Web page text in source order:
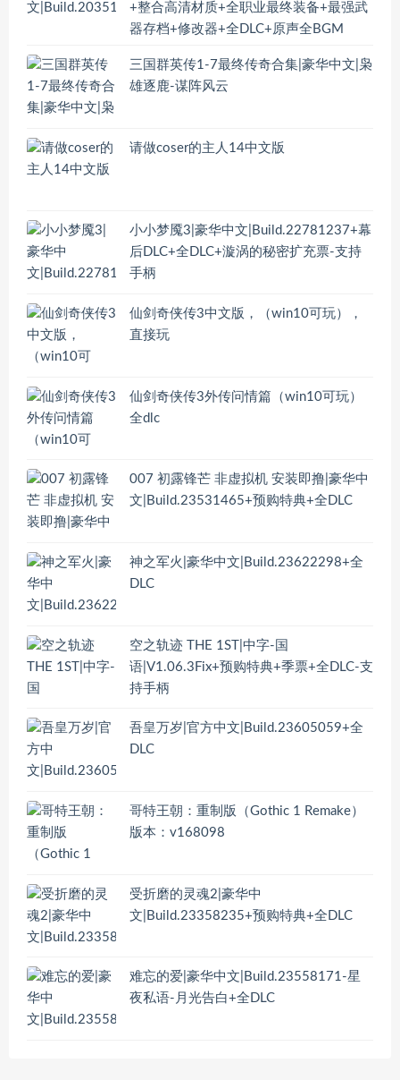
+整合高清材质+全职业最终装备+最强武
器存档+修改器+全DLC+原声全BGM
三国群英传1-7最终传奇合集|豪华中文|枭
雄逐鹿-谋阵风云
请做coser的主人14中文版
小小梦魇3|豪华中文|Build.22781237+幕
后DLC+全DLC+漩涡的秘密扩充票-支持
手柄
仙剑奇侠传3中文版，（win10可玩），
直接玩
仙剑奇侠传3外传问情篇（win10可玩）
全dlc
007 初露锋芒 非虚拟机 安装即撸|豪华中
文|Build.23531465+预购特典+全DLC
神之军火|豪华中文|Build.23622298+全
DLC
空之轨迹 THE 1ST|中字-国
语|V1.06.3Fix+预购特典+季票+全DLC-支
持手柄
吾皇万岁|官方中文|Build.23605059+全
DLC
哥特王朝：重制版（Gothic 1 Remake）
版本：v168098
受折磨的灵魂2|豪华中
文|Build.23358235+预购特典+全DLC
难忘的爱|豪华中文|Build.23558171-星
夜私语-月光告白+全DLC